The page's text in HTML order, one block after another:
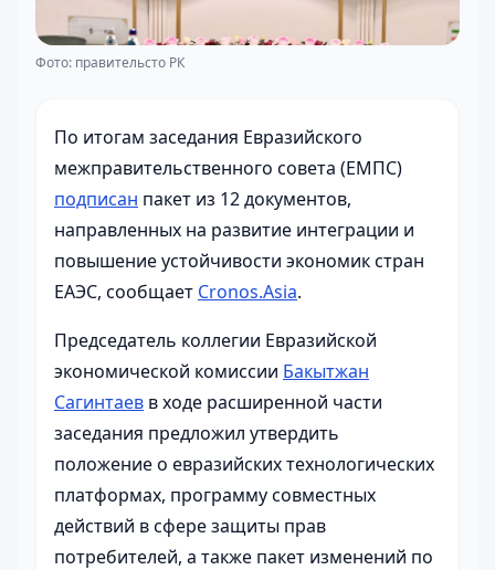
Фото: правительсто РК
По итогам заседания Евразийского
межправительственного совета (ЕМПС)
подписан пакет из 12 документов,
направленных на развитие интеграции и
повышение устойчивости экономик стран
ЕАЭС, сообщает Cronos.Asia.
Председатель коллегии Евразийской
экономической комиссии Бакытжан
Сагинтаев в ходе расширенной части
заседания предложил утвердить
положение о евразийских технологических
платформах, программу совместных
действий в сфере защиты прав
потребителей, а также пакет изменений по